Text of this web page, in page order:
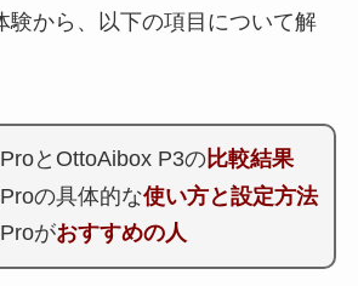
験から、以下の項目について解
とOttoAibox P3の比較結果
の具体的な使い方と設定方法
がおすすめの人